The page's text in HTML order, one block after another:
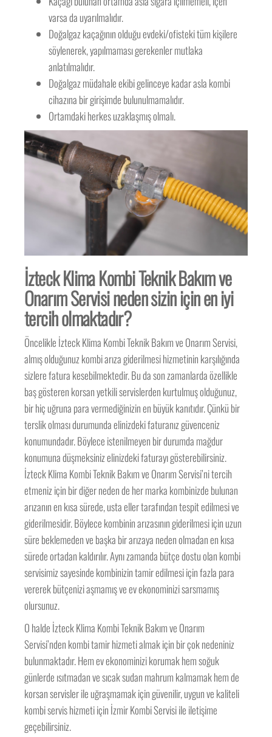
varsa da uyarılmalıdır.
Doğalgaz kaçağının olduğu evdeki/ofisteki tüm kişilere
söylenerek, yapılmaması gerekenler mutlaka
anlatılmalıdır.
Doğalgaz müdahale ekibi gelinceye kadar asla kombi
cihazına bir girişimde bulunulmamalıdır.
Ortamdaki herkes uzaklaşmış olmalı.
İzteck Klima Kombi Teknik Bakım ve
Onarım Servisi neden sizin için en iyi
tercih olmaktadır?
Öncelikle İzteck Klima Kombi Teknik Bakım ve Onarım Servisi,
almış olduğunuz kombi arıza giderilmesi hizmetinin karşılığında
sizlere fatura kesebilmektedir. Bu da son zamanlarda özellikle
baş gösteren korsan yetkili servislerden kurtulmuş olduğunuz,
bir hiç uğruna para vermediğinizin en büyük kanıtıdır. Çünkü bir
terslik olması durumunda elinizdeki faturanız güvenceniz
konumundadır. Böylece istenilmeyen bir durumda mağdur
konumuna düşmeksiniz elinizdeki faturayı gösterebilirsiniz.
İzteck Klima Kombi Teknik Bakım ve Onarım Servisi’ni tercih
etmeniz için bir diğer neden de her marka kombinizde bulunan
arızanın en kısa sürede, usta eller tarafından tespit edilmesi ve
giderilmesidir. Böylece kombinin arızasının giderilmesi için uzun
süre beklemeden ve başka bir arızaya neden olmadan en kısa
sürede ortadan kaldırılır. Aynı zamanda bütçe dostu olan kombi
servisimiz sayesinde kombinizin tamir edilmesi için fazla para
vererek bütçenizi aşmamış ve ev ekonominizi sarsmamış
olursunuz.
O halde İzteck Klima Kombi Teknik Bakım ve Onarım
Servisi’nden kombi tamir hizmeti almak için bir çok nedeniniz
bulunmaktadır. Hem ev ekonominizi korumak hem soğuk
günlerde ısıtmadan ve sıcak sudan mahrum kalmamak hem de
korsan servisler ile uğraşmamak için güvenilir, uygun ve kaliteli
kombi servis hizmeti için İzmir Kombi Servisi ile iletişime
geçebilirsiniz.